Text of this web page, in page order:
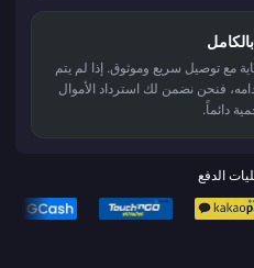
مع توصيل سريع وموثوق. إذا لم يتم
فنحن نضمن لك استرداد الأموال
الدفع